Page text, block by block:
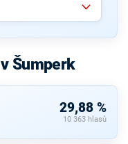
Šumperk
29,88 %
10 363 hlasů